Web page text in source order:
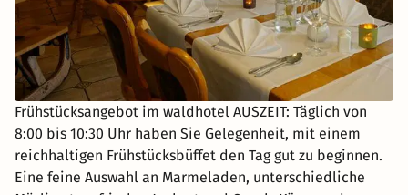
Frühstücksangebot im waldhotel AUSZEIT: Täglich von
8:00 bis 10:30 Uhr haben Sie Gelegenheit, mit einem
reichhaltigen Frühstücksbüffet den Tag gut zu beginnen.
Eine feine Auswahl an Marmeladen, unterschiedliche